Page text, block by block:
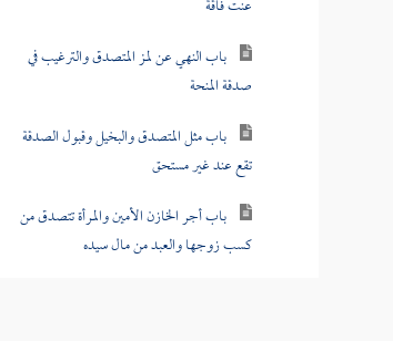
عنت فاقة
باب النهي عن لمز المتصدق والترغيب في
صدقة المنحة
باب مثل المتصدق والبخيل وقبول الصدقة
تقع عند غير مستحق
باب أجر الخازن الأمين والمرأة تتصدق من
كسب زوجها والعبد من مال سيده